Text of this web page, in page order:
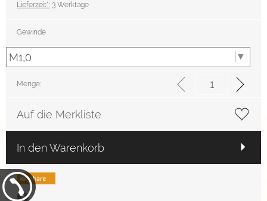
Lieferzeit*: 3 Werktage
Gewinde
Menge:
Auf die Merkliste
In den Warenkorb